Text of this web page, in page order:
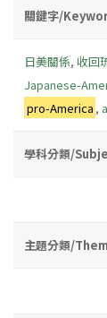
關鍵字/
日美關係, 收回
Japanese-
pro-America ,
學科分類/
主題分類/